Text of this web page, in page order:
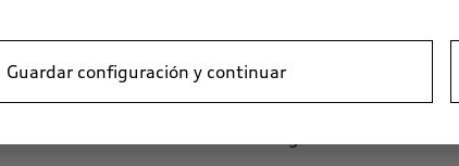
Guardar configuración y continuar